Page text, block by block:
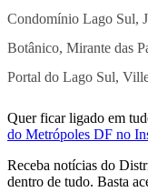
Condomínio Lago Sul,
Botânico, Mirante das
Portal do Lago Sul,
Quer ficar ligado em
do Metrópoles DF no
Receba notícias do
dentro de tudo. Basta